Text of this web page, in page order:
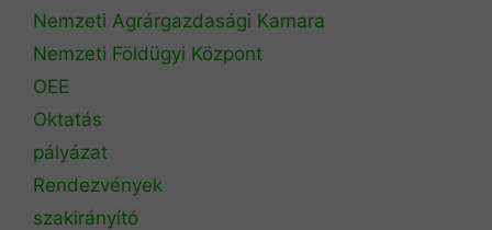
Nemzeti Agrárgazdasági Kamara
Nemzeti Földügyi Központ
OEE
Oktatás
pályázat
Rendezvények
szakirányító